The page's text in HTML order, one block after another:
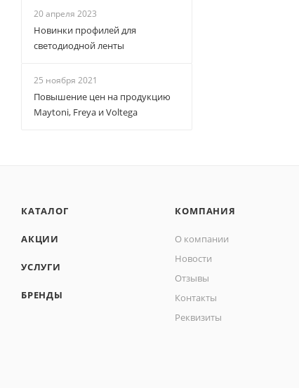
20 апреля 2023
Новинки профилей для
светодиодной ленты
25 ноября 2021
Повышение цен на продукцию
Maytoni, Freya и Voltega
КАТАЛОГ
АКЦИИ
УСЛУГИ
БРЕНДЫ
КОМПАНИЯ
О компании
Новости
Отзывы
Контакты
Реквизиты